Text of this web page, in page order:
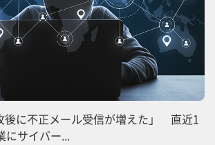
後に不正メール受信が増えた」 直近1
にサイバー...